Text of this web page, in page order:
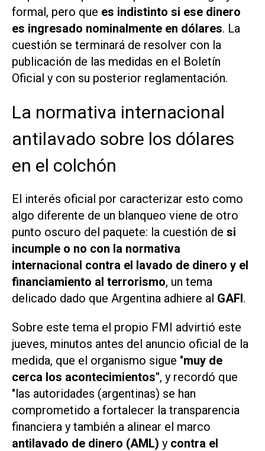
formal, pero que es indistinto si ese dinero
es ingresado nominalmente en dólares. La
cuestión se terminará de resolver con la
publicación de las medidas en el Boletín
Oficial y con su posterior reglamentación.
La normativa internacional
antilavado sobre los dólares
en el colchón
El interés oficial por caracterizar esto como
algo diferente de un blanqueo viene de otro
punto oscuro del paquete: la cuestión de si
incumple o no con la normativa
internacional contra el lavado de dinero y el
financiamiento al terrorismo, un tema
delicado dado que Argentina adhiere al GAFI.
Sobre este tema el propio FMI advirtió este
jueves, minutos antes del anuncio oficial de la
medida, que el organismo sigue "muy de
cerca los acontecimientos", y recordó que
"las autoridades (argentinas) se han
comprometido a fortalecer la transparencia
financiera y también a alinear el marco
antilavado de dinero (AML) y contra el